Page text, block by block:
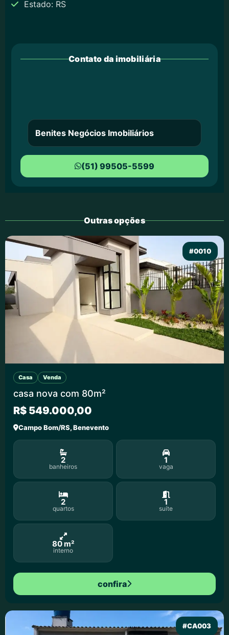
Estado: RS
Contato da imobiliária
Benites Negócios Imobiliários
(51) 99505-5599
Outras opções
#0010
Casa Venda
casa nova com 80m²
R$ 549.000,00
Campo Bom/RS, Benevento
2
banheiros
1
vaga
2
quartos
1
suíte
80 m²
interno
confira
#CA003